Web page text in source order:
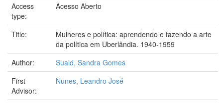
Access
type:
Acesso Aberto
Title:
Mulheres e política: aprendendo e fazendo a arte
da política em Uberlândia. 1940-1959
Author:
Suaid, Sandra Gomes
First
Advisor:
Nunes, Leandro José